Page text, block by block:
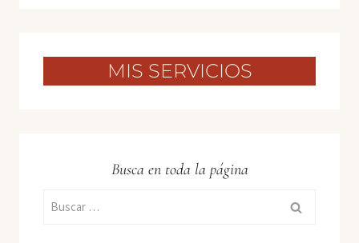
MIS SERVICIOS
Busca en toda la página
Buscar: